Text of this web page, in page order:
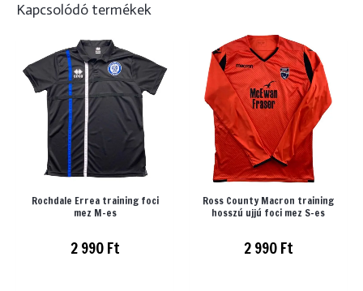
Kapcsolódó termékek
Rochdale Errea training foci
mez M-es
2 990Ft
Ross County Macron training
hosszú ujjú foci mez S-es
2 990Ft